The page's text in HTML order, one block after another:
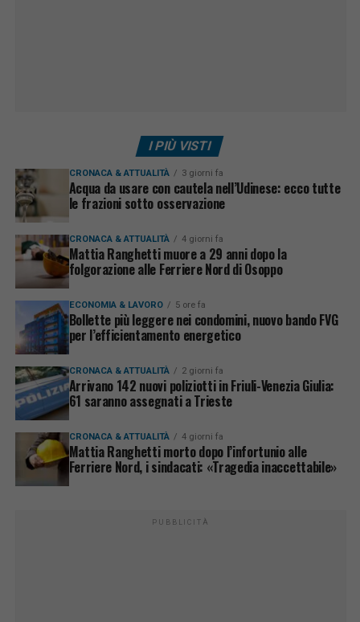
I PIÙ VISTI
CRONACA & ATTUALITÀ 3 giorni fa
Acqua da usare con cautela nell’Udinese: ecco tutte
le frazioni sotto osservazione
CRONACA & ATTUALITÀ 4 giorni fa
Mattia Ranghetti muore a 29 anni dopo la
folgorazione alle Ferriere Nord di Osoppo
ECONOMIA & LAVORO 5 ore fa
Bollette più leggere nei condomini, nuovo bando FVG
per l’efficientamento energetico
CRONACA & ATTUALITÀ 2 giorni fa
Arrivano 142 nuovi poliziotti in Friuli-Venezia Giulia:
61 saranno assegnati a Trieste
CRONACA & ATTUALITÀ 4 giorni fa
Mattia Ranghetti morto dopo l’infortunio alle
Ferriere Nord, i sindacati: «Tragedia inaccettabile»
PUBBLICITÀ